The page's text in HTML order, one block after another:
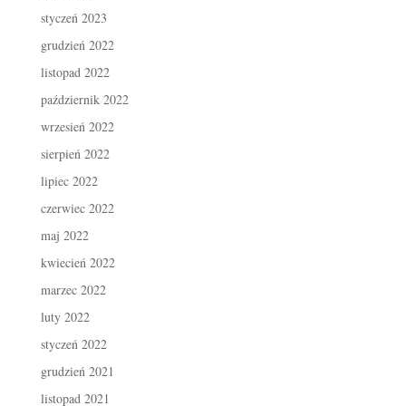
styczeń 2023
grudzień 2022
listopad 2022
październik 2022
wrzesień 2022
sierpień 2022
lipiec 2022
czerwiec 2022
maj 2022
kwiecień 2022
marzec 2022
luty 2022
styczeń 2022
grudzień 2021
listopad 2021